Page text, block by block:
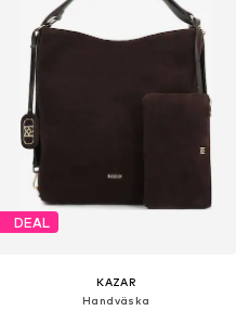
DEAL
KAZAR
Handväska